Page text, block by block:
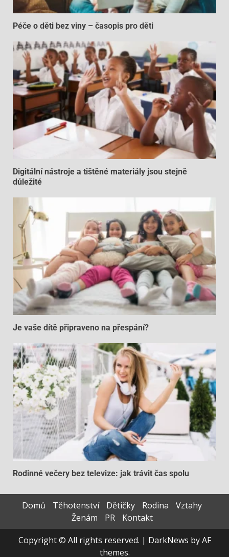
Péče o děti bez viny – časopis pro děti
Digitální nástroje a tištěné materiály jsou stejně
důležité
Je vaše dítě připraveno na přespání?
Rodinné večery bez televize: jak trávit čas spolu
Domů Těhotenství Dětičky Rodina
Vztahy
Ženám
PR
Kontakt
Copyright © All rights reserved. | DarkNews by AF
themes.